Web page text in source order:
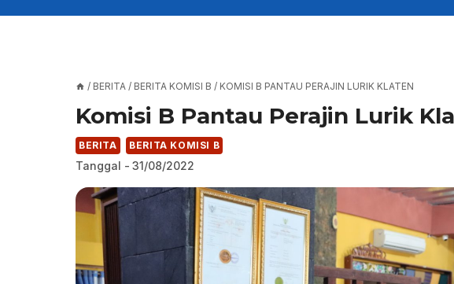
/ BERITA / BERITA KOMISI B / KOMISI B PANTAU PERAJIN LURIK KLATEN
Komisi B Pantau Perajin Lurik
BERITA BERITA KOMISI B
Tanggal - 31/08/2022